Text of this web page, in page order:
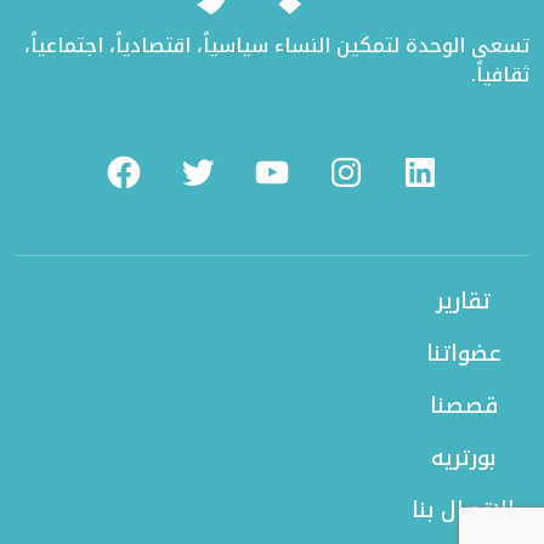
تسعى الوحدة لتمكين النساء سياسياً، اقتصادياً، اجتماعياً،
ثقافياً.
FacebookTwitterYoutubeInstagramLinkedin
تقارير
عضواتنا
قصصنا
بورتريه
الاتصال بنا